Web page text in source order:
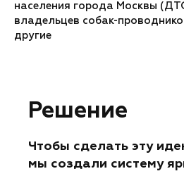
населения города Москвы
владельцев собак-
другие
Решение
Чтобы сделать эту
мы создали систему